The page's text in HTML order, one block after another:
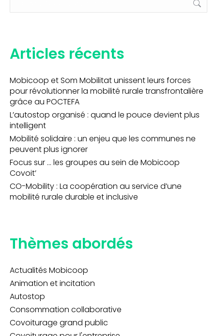
:
Articles récents
Mobicoop et Som Mobilitat unissent leurs forces
pour révolutionner la mobilité rurale transfrontalière
grâce au POCTEFA
L’autostop organisé : quand le pouce devient plus
intelligent
Mobilité solidaire : un enjeu que les communes ne
peuvent plus ignorer
Focus sur … les groupes au sein de Mobicoop
Covoit’
CO-Mobility : La coopération au service d’une
mobilité rurale durable et inclusive
Thèmes abordés
Actualités Mobicoop
Animation et incitation
Autostop
Consommation collaborative
Covoiturage grand public